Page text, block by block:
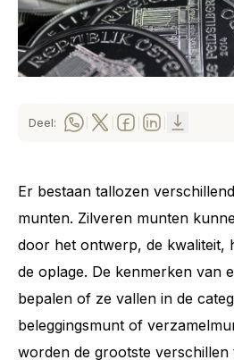
Deel:
Er bestaan tallozen
munten. Zilveren munten
door het ontwerp, de kwaliteit,
de oplage. De kenmerken van
bepalen of ze vallen in de
beleggingsmunt of
worden de grootste verschillen